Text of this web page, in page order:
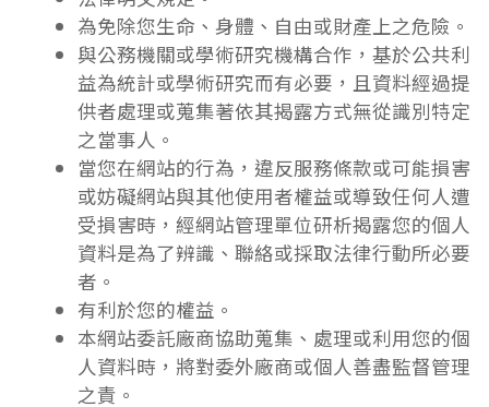
為免除您生命、身體、自由或財產上之危險。
與公務機關或學術研究機構合作，基於公共利
益為統計或學術研究而有必要，且資料經過提
供者處理或蒐集著依其揭露方式無從識別特定
之當事人。
當您在網站的行為，違反服務條款或可能損害
或妨礙網站與其他使用者權益或導致任何人遭
受損害時，經網站管理單位研析揭露您的個人
資料是為了辨識、聯絡或採取法律行動所必要
者。
有利於您的權益。
本網站委託廠商協助蒐集、處理或利用您的個
人資料時，將對委外廠商或個人善盡監督管理
之責。